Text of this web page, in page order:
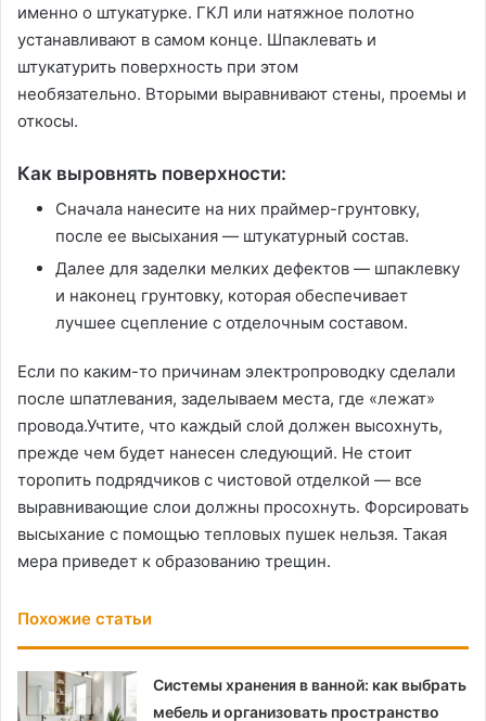
именно о штукатурке. ГКЛ или натяжное полотно
устанавливают в самом конце. Шпаклевать и
штукатурить поверхность при этом
необязательно. Вторыми выравнивают стены, проемы и
откосы.
Как выровнять поверхности:
Сначала нанесите на них праймер-грунтовку,
после ее высыхания — штукатурный состав.
Далее для заделки мелких дефектов — шпаклевку
и наконец грунтовку, которая обеспечивает
лучшее сцепление с отделочным составом.
Если по каким-то причинам электропроводку сделали
после шпатлевания, заделываем места, где «лежат»
провода.Учтите, что каждый слой должен высох­нуть,
прежде чем будет нанесен следующий. Не стоит
торопить подрядчиков с чистовой отделкой — все
выравнивающие слои должны просох­нуть. Форсировать
высыхание с помощью тепловых пушек нельзя. Такая
мера приведет к образованию трещин.
Похожие статьи
Системы хранения в ванной: как выбрать
мебель и организовать пространство